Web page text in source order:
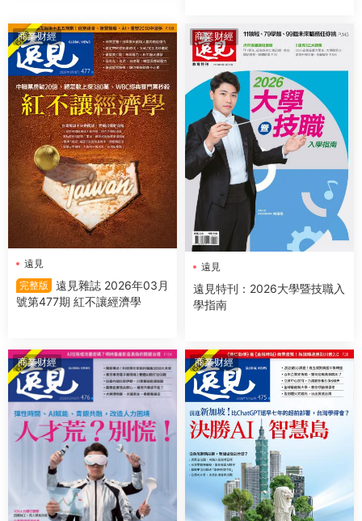
商業财經
遠見
完整版
遠見雜誌 2026年03月
號第477期 紅不讓經濟學
商業财經
遠見
遠見特刊：2026大學暨技職入
學指南
商業财經 商業财經